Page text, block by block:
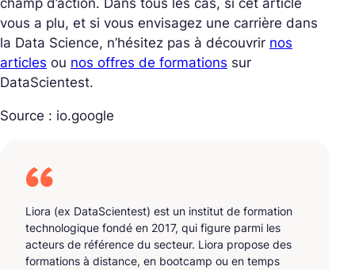
champ d’action. Dans tous les cas, si cet article
vous a plu, et si vous envisagez une carrière dans
la Data Science, n’hésitez pas à découvrir nos
articles ou nos offres de formations sur
DataScientest.
Source : io.google
Liora (ex DataScientest) est un institut de formation
technologique fondé en 2017, qui figure parmi les
acteurs de référence du secteur. Liora propose des
formations à distance, en bootcamp ou en temps